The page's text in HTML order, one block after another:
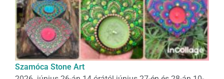
Szamóca Stone Art